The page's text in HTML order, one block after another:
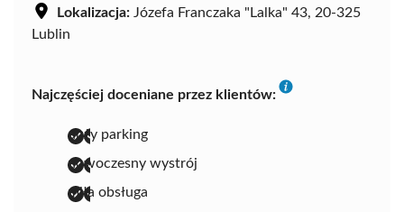
Lokalizacja: Józefa Franczaka "Lalka" 43, 20-325
Lublin
Najczęściej doceniane przez klientów:
duży parking
nowoczesny wystrój
miła obsługa